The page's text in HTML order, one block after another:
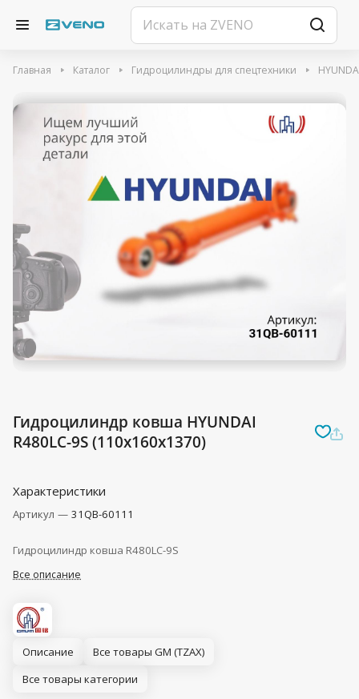
Главная Каталог Гидроцилиндры для спецтехники
Гидроцилиндр ковша HYUNDAI
R480LC-9S (110x160x1370)
Характеристики
Артикул — 31QB-60111
Гидроцилиндр ковша R480LC-9S
Все описание
Описание
Все товары GM (TZAX)
Все товары категории